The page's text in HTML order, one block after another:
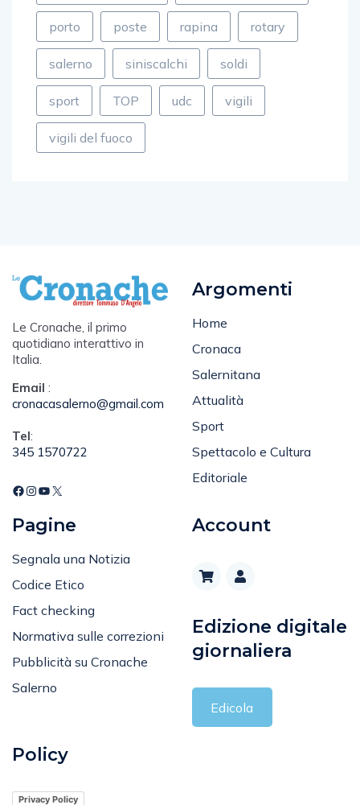
porto poste rapina rotary
salerno siniscalchi soldi
sport TOP udc vigili
vigili del fuoco
Le Cronache, il primo
quotidiano interattivo in
Italia.
cronacasalerno@gmail.com
345 1570722
Cronaca
Salernitana
Attualità
Sport
Spettacolo e Cultura
Editoriale
Codice Etico
Fact checking
Normativa sulle correzioni
Pubblicità su Cronache
Salerno
giornaliera
Edicola